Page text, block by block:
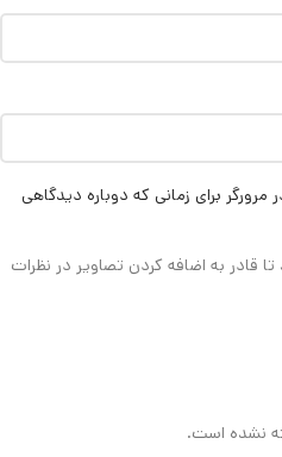
نشده است.
برای زمانی که دوباره دیدگاهی
قادر به اضافه کردن تصاویر در نظرات